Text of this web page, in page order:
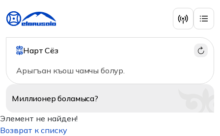
Нарт Сёз
Арыгъан къош чамчы болур.
Миллионерболамыса?
Элемент не найден!
Возврат к списку